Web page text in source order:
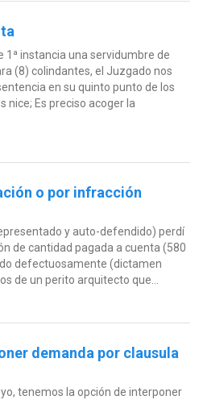
instancia una servidumbre de
(8) colindantes, el Juzgado nos
en su quinto punto de los
nice; Es preciso acoger la
o por infracción
y auto-defendido) perdí
de cantidad pagada a cuenta (580
defectuosamente (dictamen
de un perito arquitecto que...
demanda por clausula
tenemos la opción de interponer